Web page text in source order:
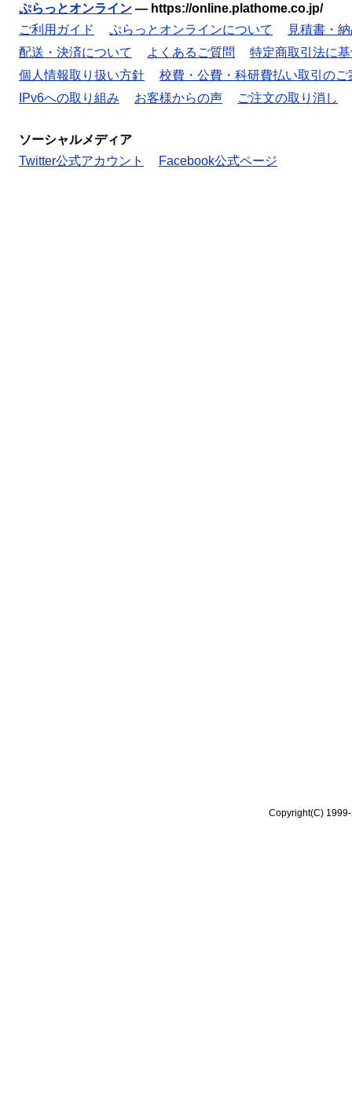
ぷらっとオンライン — https://online.plathome.co.jp/
ご利用ガイド
ぷらっとオンラインについて
見積書・
配送・決済について
よくあるご質問
特定商取引法に
個人情報取り扱い方針
校費・公費・科研費払い取引のご
IPv6への取り組み
お客様からの声 ご注文の取り消し
ソーシャルメディア
Twitter公式アカウント
Facebook公式ページ
Copyright(C)